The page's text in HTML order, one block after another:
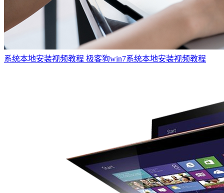
系统本地安装视频教程 极客狗win7系统本地安装视频教程